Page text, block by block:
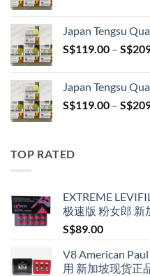
Japan Tengsu
S$119.00 – S$
Japan Tengsu
S$119.00 – S$
TOP RATED
EXTREME
极速版 粉女郎 新
S$89.00
V8 American
用 新加坡现货正